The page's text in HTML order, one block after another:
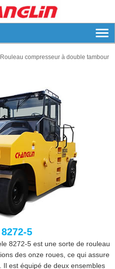
Rouleau compresseur à double tambour
5
8272-5 est une sorte de rouleau
des onze roues, ce qui assure
est équipé de deux ensembles